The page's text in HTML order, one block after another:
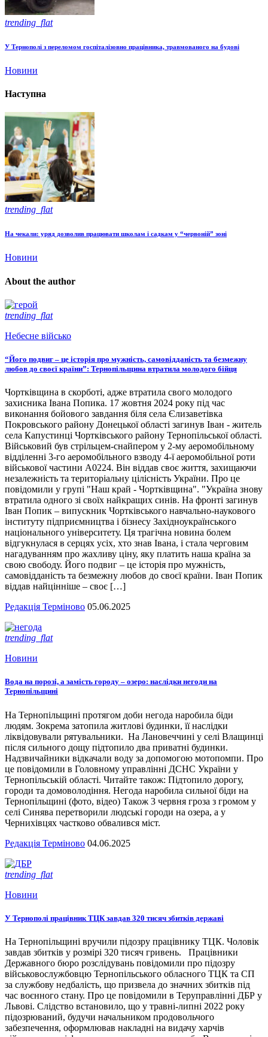
trending_flat
У Тернополі з переломом госпіталізовно працівника, травмованого на будові
Новини
Наступна
trending_flat
На чекали: уряд дозволив працювати школам і садкам у “червоній” зоні
Новини
About the author
trending_flat
Небесне військо
“Його подвиг – це історія про мужність, самовідданість та безмежну
любов до своєї країни”: Тернопільщина втратила молодого бійця
Чортківщина в скорботі, адже втратила свого молодого
захисника Івана Попика. 17 жовтня 2024 року під час
виконання бойового завдання біля села Єлизаветівка
Покровського району Донецької області загинув Іван - житель
села Капустинці Чортківського району Тернопільської області.
Військовий був стрільцем-снайпером у 2-му аеромобільному
відділенні 3-го аеромобільного взводу 4-ї аеромобільної роти
військової частини А0224. Він віддав своє життя, захищаючи
незалежність та територіальну цілісність України. Про це
повідомили у групі "Наш край - Чортківщина". "Україна знову
втратила одного зі своїх найкращих синів. На фронті загинув
Іван Попик – випускник Чортківського навчально-наукового
інституту підприємництва і бізнесу Західноукраїнського
національного університету. Ця трагічна новина болем
відгукнулася в серцях усіх, хто знав Івана, і стала черговим
нагадуванням про жахливу ціну, яку платить наша країна за
свою свободу. Його подвиг – це історія про мужність,
самовідданість та безмежну любов до своєї країни. Іван Попик
віддав найцінніше – своє […]
Редакція Терміново 05.06.2025
trending_flat
Новини
Вода на порозі, а замість городу – озеро: наслідки негоди на
Тернопільщині
На Тернопільщині протягом доби негода наробила біди
людям. Зокрема затопила житлові будинки, її наслідки
ліквідовували рятувальники. На Лановеччині у селі Влащинці
після сильного дощу підтопило два приватні будинки.
Надзвичайники відкачали воду за допомогою мотопомпи. Про
це повідомили в Головному управлінні ДСНС України у
Тернопільській області. Читайте також: Підтопило дорогу,
городи та домоволодіння. Негода наробила сильної біди на
Тернопільщині (фото, відео) Також 3 червня гроза з громом у
селі Синява перетворили людські городи на озера, а у
Чернихівцях частково обвалився міст.
Редакція Терміново 04.06.2025
trending_flat
Новини
У Тернополі працівник ТЦК завдав 320 тисяч збитків державі
На Тернопільщині вручили підозру працівнику ТЦК. Чоловік
завдав збитків у розмірі 320 тисяч гривень. Працівники
Державного бюро розслідувань повідомили про підозру
військовослужбовцю Тернопільського обласного ТЦК та СП
за службову недбалість, що призвела до значних збитків під
час воєнного стану. Про це повідомили в Теруправлінні ДБР у
Львові. Слідство встановило, що у травні-липні 2022 року
підозрюваний, будучи начальником продовольчого
забезпечення, оформлював накладні на видачу харчів